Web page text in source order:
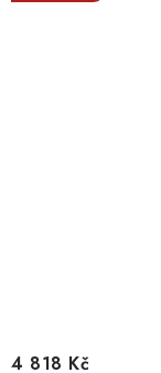
4 818 Kč